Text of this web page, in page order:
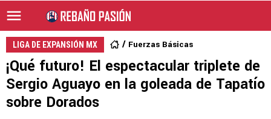
LIGA DE EXPANSIÓN MX Fuerzas Básicas
¡Qué futuro! El espectacular triplete de
Sergio Aguayo en la goleada de Tapatío
sobre Dorados